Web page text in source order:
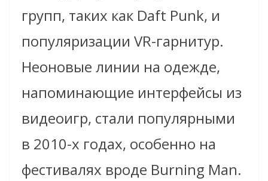
групп, таких как Daft Punk, и
популяризации VR-гарнитур.
Неоновые линии на одежде,
напоминающие интерфейсы из
видеоигр, стали популярными
в 2010-х годах, особенно на
фестивалях вроде Burning Man.